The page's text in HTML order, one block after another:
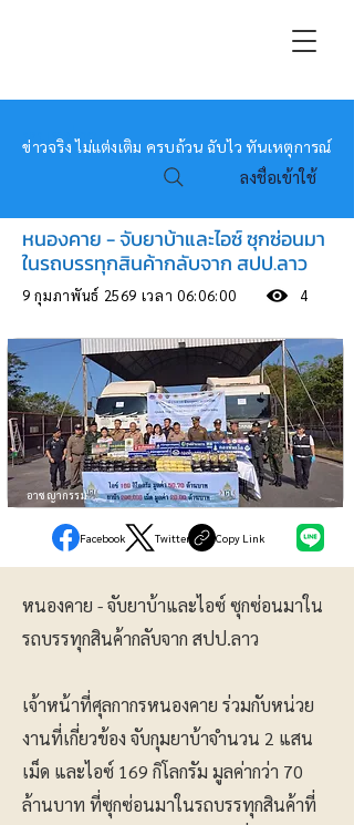
หมอข่าว
ข่าวจริง ไม่แต่งเติม ครบถ้วน ฉับไว ทันเหตุการณ์
ลงชื่อเข้าใช้
หนองคาย - จับยาบ้าและไอซ์ ซุกซ่อนมา
ในรถบรรทุกสินค้ากลับจาก สปป.ลาว
9 กุมภาพันธ์ 2569 เวลา 06:06:00 4
อาชญากรรม
Facebook Twitter Copy Link
หนองคาย - จับยาบ้าและไอซ์ ซุกซ่อนมาใน
รถบรรทุกสินค้ากลับจาก สปป.ลาว
เจ้าหน้าที่ศุลกากรหนองคาย ร่วมกับหน่วย
งานที่เกี่ยวข้อง จับกุมยาบ้าจำนวน 2 แสน
เม็ด และไอซ์ 169 กิโลกรัม มูลค่ากว่า 70
ล้านบาท ที่ซุกซ่อนมาในรถบรรทุกสินค้าที่